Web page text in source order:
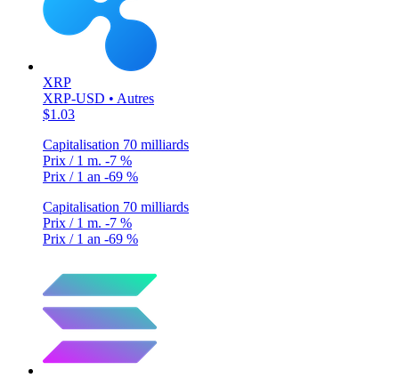
XRP
XRP-USD • Autres
$1.03
Capitalisation 70 milliards
Prix / 1 m. -7 %
Prix / 1 an -69 %
Capitalisation 70 milliards
Prix / 1 m. -7 %
Prix / 1 an -69 %